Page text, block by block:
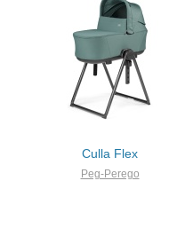
Culla Flex
Peg-Perego